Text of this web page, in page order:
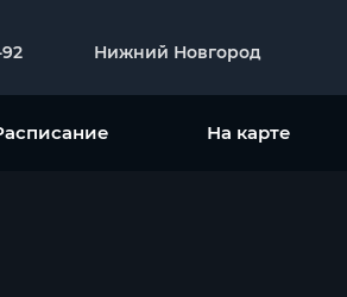
Нижний Новгород
На карте